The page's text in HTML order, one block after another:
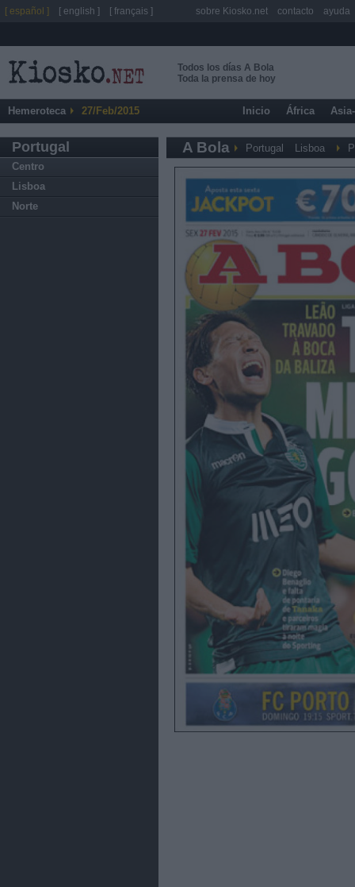
Todos los días A Bola
Toda la prensa de hoy
Hemeroteca 27/Feb/2015 Inicio África
Portugal
Centro
Lisboa
Norte
A Bola Portugal Lisboa
[ español ] [ english ] [ français ] sobre Kiosko.net contacto ayuda